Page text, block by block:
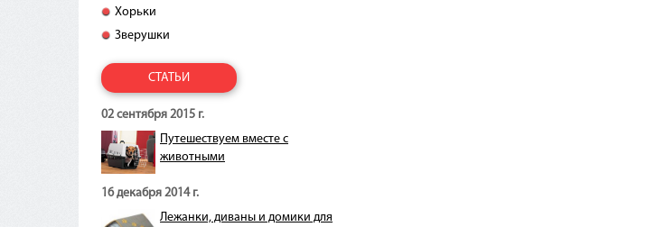
Хорьки
Зверушки
СТАТЬИ
02 сентября 2015 г.
Путешествуем вместе с
животными
16 декабря 2014 г.
Лежанки, диваны и домики для